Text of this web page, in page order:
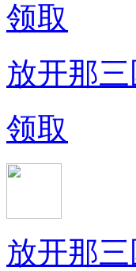
领取
放开那
领取
放开那